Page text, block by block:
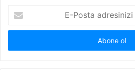
Posta
adresinizi